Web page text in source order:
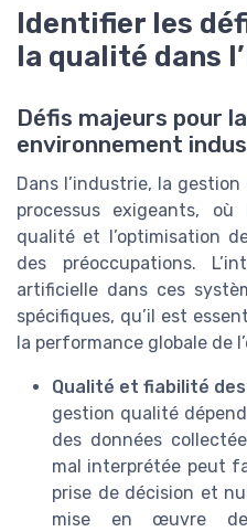
Identifier les
la qualité dans
Défis majeurs pour
environnement
Dans l’industrie, la
processus exigeants, où
qualité et l’optimisation
des préoccupations.
artificielle dans ces
spécifiques, qu’il est
la performance globale de
Qualité et fiabilité
gestion qualité
des données
mal interprétée peut
prise de décision et
mise en œuvre de